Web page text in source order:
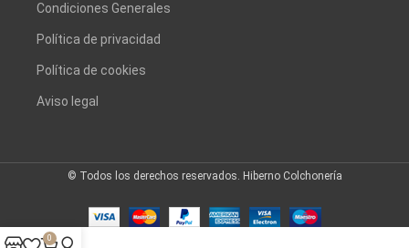
Condiciones Generales
Política de privacidad
Política de cookies
Aviso legal
© Todos los derechos reservados. Hiberno Colchonería
0